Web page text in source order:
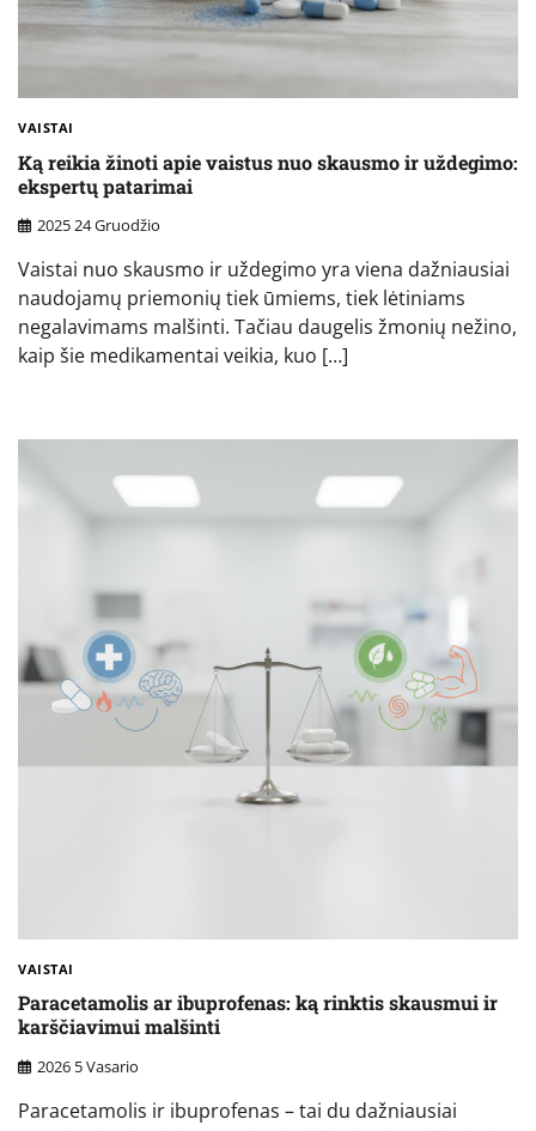
VAISTAI
Ką reikia žinoti apie vaistus nuo skausmo ir uždegimo:
ekspertų patarimai
2025 24 Gruodžio
Vaistai nuo skausmo ir uždegimo yra viena dažniausiai
naudojamų priemonių tiek ūmiems, tiek lėtiniams
negalavimams malšinti. Tačiau daugelis žmonių nežino,
kaip šie medikamentai veikia, kuo […]
VAISTAI
Paracetamolis ar ibuprofenas: ką rinktis skausmui ir
karščiavimui malšinti
2026 5 Vasario
Paracetamolis ir ibuprofenas – tai du dažniausiai